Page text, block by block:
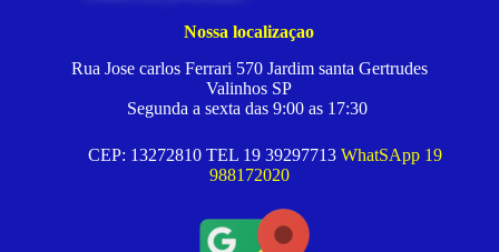
Nossa localizaçao
Rua Jose carlos Ferrari 570 Jardim santa Gertrudes
Valinhos SP
Segunda a sexta das 9:00 as 17:30
CEP: 13272810 TEL 19 39297713 WhatSApp 19
988172020